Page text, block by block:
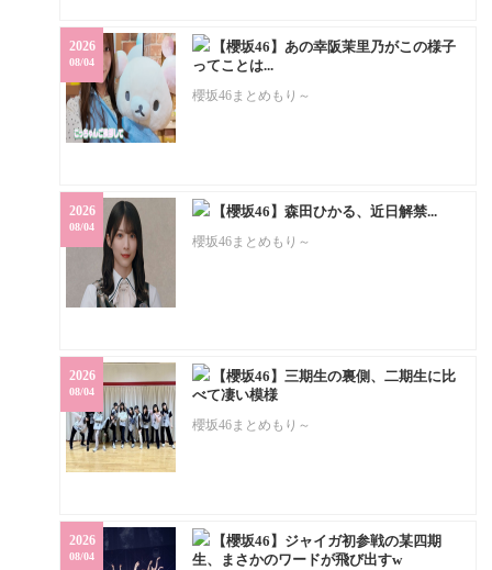
【櫻坂46】あの幸阪茉里乃がこの様子
ってことは...
櫻坂46まとめもり～
2026
08/04
【櫻坂46】森田ひかる、近日解禁...
櫻坂46まとめもり～
2026
08/04
【櫻坂46】三期生の裏側、二期生に比
べて凄い模様
櫻坂46まとめもり～
2026
08/04
【櫻坂46】ジャイガ初参戦の某四期
生、まさかのワードが飛び出すw
2026
08/04